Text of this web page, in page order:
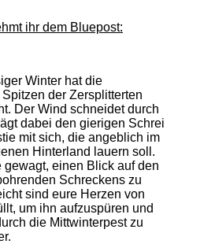
ihr dem Bluepost:
Winter hat die
der Zersplitterten
Der Wind schneidet durch
dabei den gierigen Schrei
mit sich, die angeblich im
Hinterland lauern soll.
gewagt, einen Blick auf den
Schreckens zu
sind eure Herzen von
um ihn aufzuspüren und
die Mittwinterpest zu